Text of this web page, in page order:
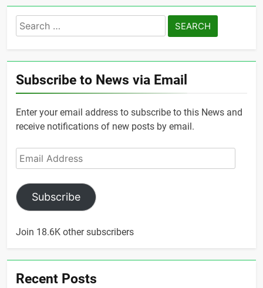
Search
for:
Subscribe to News via Email
Enter your email address to subscribe to this News and
receive notifications of new posts by email.
Email
Address
Subscribe
Join 18.6K other subscribers
Recent Posts